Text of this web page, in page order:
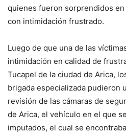
quienes fueron sorprendidos
con intimidación frustrado.
Luego de que una de las
intimidación en calidad de
Tucapel de la ciudad de Arica,
brigada especializada pudieron
revisión de las cámaras de
de Arica, el vehículo en el que
imputados, el cual se